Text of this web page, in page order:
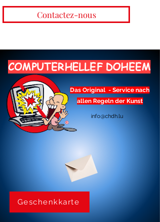
Contactez-nous
COMPUTERHELLEF DOHEEM
Das Original - Service nach
allen Regeln der Kunst
info@chdh.lu
Geschenkkarte